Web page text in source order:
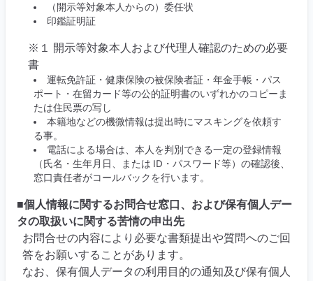
（開示等対象本人からの）委任状
印鑑証明証
※１ 開示等対象本人および代理人確認のための必要
書
運転免許証・健康保険の被保険者証・年金手帳・パス
ポート・在留カード等の公的証明書のいずれかのコピーま
たは住民票の写し
本籍地などの機微情報は提出時にマスキングを依頼す
る事。
電話による場合は、本人を判別できる一定の登録情報
（氏名・生年月日、または ID・パスワード等）の確認後、
窓口責任者がコールバックを行います。
■個人情報に関するお問合せ窓口、および保有個人デー
タの取扱いに関する苦情の申出先
お問合せの内容により必要な書類提出や質問へのご回
答をお願いすることがあります。
なお、保有個人データの利用目的の通知及び保有個人